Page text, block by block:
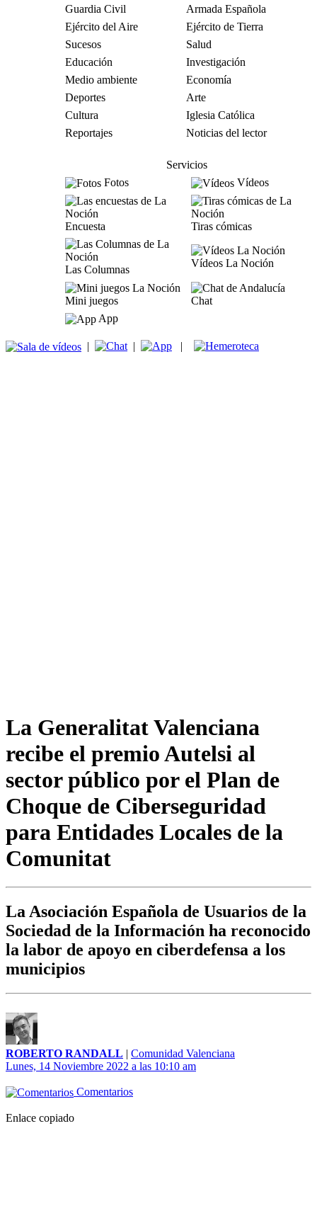
Guardia Civil
Armada Española
Ejército del Aire
Ejército de Tierra
Sucesos
Salud
Educación
Investigación
Medio ambiente
Economía
Deportes
Arte
Cultura
Iglesia Católica
Reportajes
Noticias del lector
Servicios
Fotos
Vídeos
Encuesta Tiras cómicas
Las Columnas
Vídeos La Noción
Mini juegos
Chat
App
| | |
La Generalitat Valenciana
recibe el premio Autelsi al
sector público por el Plan de
Choque de Ciberseguridad
para Entidades Locales de la
Comunitat
La Asociación Española de Usuarios de la
Sociedad de la Información ha reconocido
la labor de apoyo en ciberdefensa a los
municipios
ROBERTO RANDALL | Comunidad Valenciana
Lunes, 14 Noviembre 2022 a las 10:10 am
Comentarios
Enlace copiado